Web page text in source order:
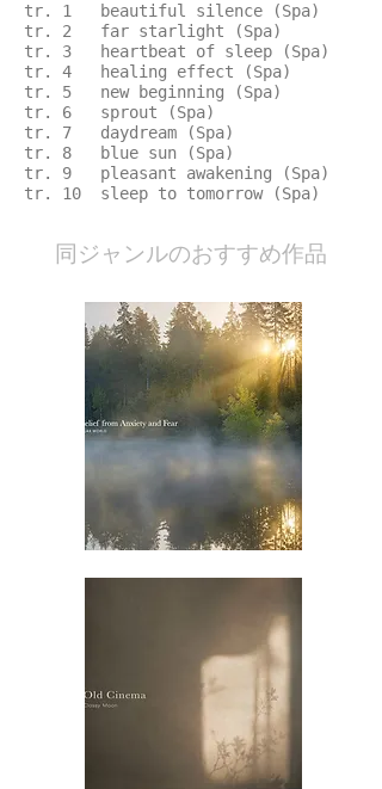
tr. 1 beautiful silence (Spa)
tr. 2 far starlight (Spa)
tr. 3 heartbeat of sleep (Spa)
tr. 4 healing effect (Spa)
tr. 5 new beginning (Spa)
tr. 6 sprout (Spa)
tr. 7 daydream (Spa)
tr. 8 blue sun (Spa)
tr. 9 pleasant awakening (Spa)
tr. 10 sleep to tomorrow (Spa)
​同ジャンルのおすすめ作品